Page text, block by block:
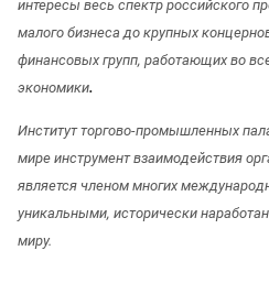
интересы весь спектр российского
малого бизнеса до крупных
финансовых групп, работающих во
экономики.
Институт торгово-промышленных
мире инструмент взаимодействия
является членом многих
уникальными, исторически
миру.